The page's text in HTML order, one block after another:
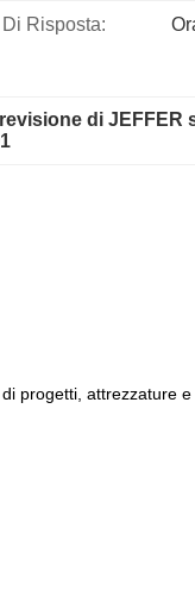
Risposta:
di JEFFER
progetti, attrezzature e